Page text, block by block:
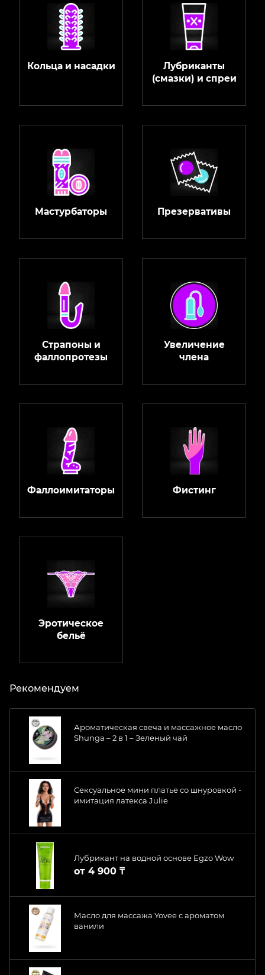
Кольца и насадки
Лубриканты
(смазки) и спреи
Мастурбаторы Презервативы
Страпоны и
фаллопротезы
Увеличение
члена
Фаллоимитаторы Фистинг
Эротическое
бельё
Рекомендуем
Ароматическая свеча и массажное масло
Shunga – 2 в 1 – Зеленый чай
Сексуальное мини платье со шнуровкой -
имитация латекса Julie
Лубрикант на водной основе Egzo Wow
от 4 900 ₸
Масло для массажа Yovee с ароматом
ванили